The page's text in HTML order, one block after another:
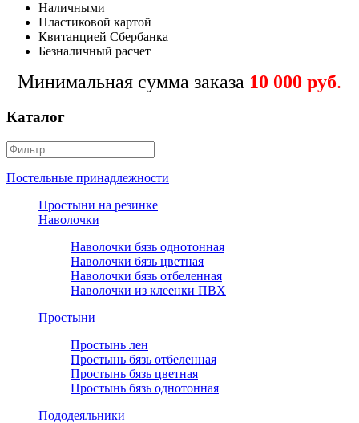
Наличными
Пластиковой картой
Квитанцией Сбербанка
Безналичный расчет
Минимальная сумма заказа 10 000 руб.
Каталог
Постельные принадлежности
Простыни на резинке
Наволочки
Наволочки бязь однотонная
Наволочки бязь цветная
Наволочки бязь отбеленная
Наволочки из клеенки ПВХ
Простыни
Простынь лен
Простынь бязь отбеленная
Простынь бязь цветная
Простынь бязь однотонная
Пододеяльники